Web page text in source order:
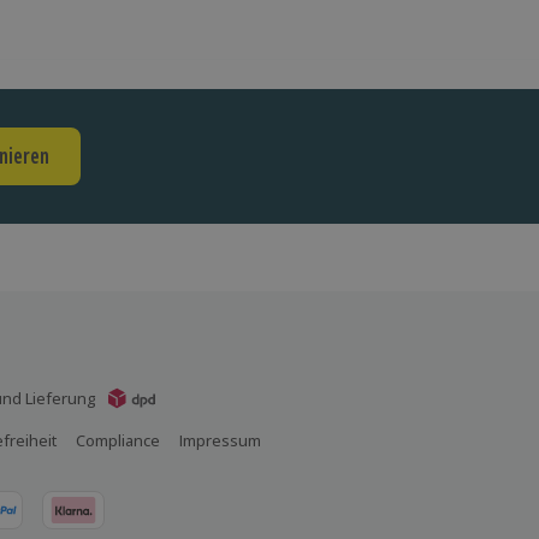
Lieferung
Compliance Impressum